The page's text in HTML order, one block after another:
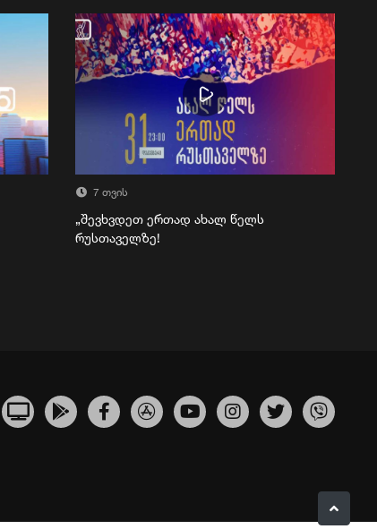
7 თვის
„შევხვდეთ ერთად ახალ წელს
რუსთაველზე!